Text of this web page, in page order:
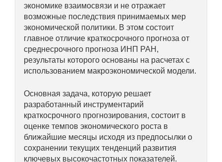
Квартальный прогноз
Краткосрочный прогноз
Оценка индекса промышленного
производства
Мониторинга
Центр «Климатическая политика и
экономика России»
Образование и карьера
экономике взаимосвязи и не отражает
возможные последствия принимаемых мер
экономической политики. В этом состоит
главное отличие краткосрочного прогноза от
среднесрочного прогноза ИНП РАН,
результаты которого основаны на расчетах с
использованием макроэкономической модели.
Основная задача, которую решает
разработанный инструментарий
краткосрочного прогнозирования, состоит в
оценке темпов экономического роста в
ближайшие месяцы исходя из предпосылки о
сохранении текущих тенденций развития
ключевых высокочастотных показателей.